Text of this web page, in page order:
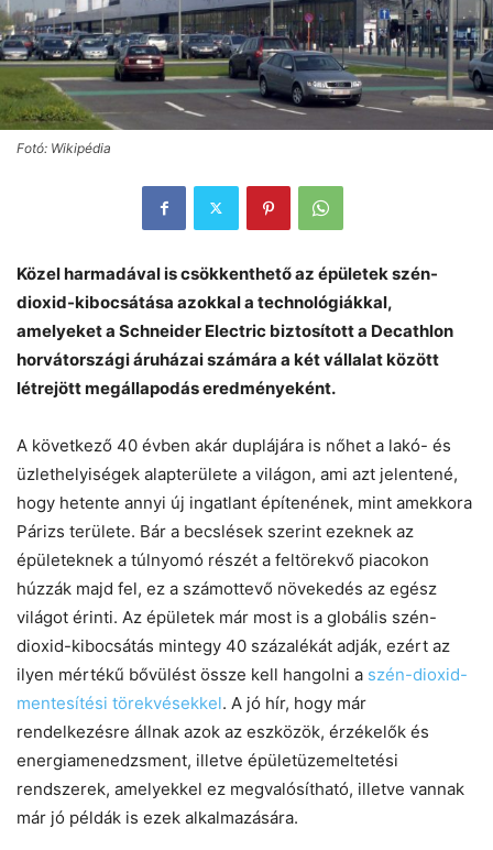
Fotó: Wikipédia
Közel harmadával is csökkenthető az épületek szén-
dioxid-kibocsátása azokkal a technológiákkal,
amelyeket a Schneider Electric biztosított a Decathlon
horvátországi áruházai számára a két vállalat között
létrejött megállapodás eredményeként.
A következő 40 évben akár duplájára is nőhet a lakó- és
üzlethelyiségek alapterülete a világon, ami azt jelentené,
hogy hetente annyi új ingatlant építenének, mint amekkora
Párizs területe. Bár a becslések szerint ezeknek az
épületeknek a túlnyomó részét a feltörekvő piacokon
húzzák majd fel, ez a számottevő növekedés az egész
világot érinti. Az épületek már most is a globális szén-
dioxid-kibocsátás mintegy 40 százalékát adják, ezért az
ilyen mértékű bővülést össze kell hangolni a szén-dioxid-
mentesítési törekvésekkel. A jó hír, hogy már
rendelkezésre állnak azok az eszközök, érzékelők és
energiamenedzsment, illetve épületüzemeltetési
rendszerek, amelyekkel ez megvalósítható, illetve vannak
már jó példák is ezek alkalmazására.